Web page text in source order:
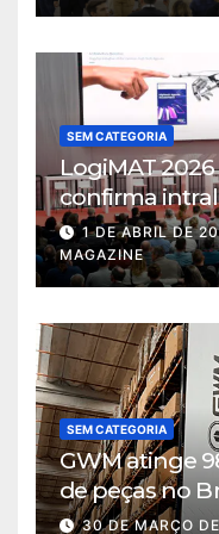
SEM CATEGORIA
LogiMAT
confirma
de decisão
1 DE ABRIL DE
MAGAZINE
SEM CATEGORIA
GWM atinge
de peças no
logística em
30 DE MARÇO